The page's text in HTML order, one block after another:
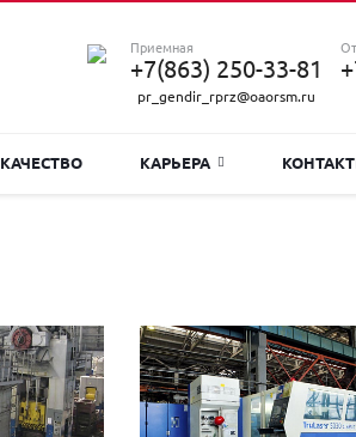
Приемная
+7(863) 250-33-81
pr_gendir_rprz@oaorsm.ru
КАЧЕСТВО КАРЬЕРА